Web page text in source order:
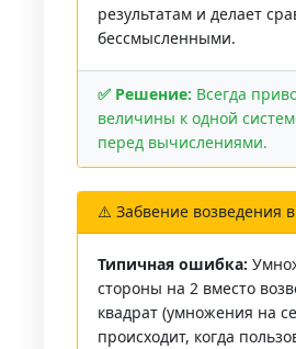
результатам и делает
бессмысленными.
✅ Решение: Всегда
величины к одной
перед вычислениями.
⚠️ Забвение возведения
Типичная ошибка:
стороны на 2 вместо
квадрат (умножения на
происходит, когда